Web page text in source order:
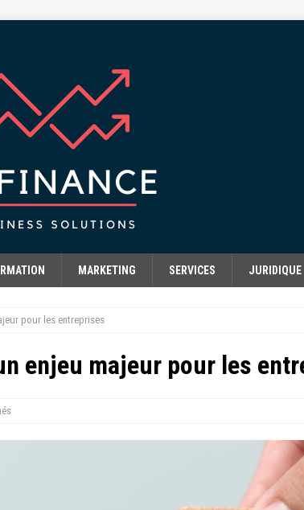
MARKETING SERVICES JURIDIQUE
pour les entreprises
enjeu majeur pour les